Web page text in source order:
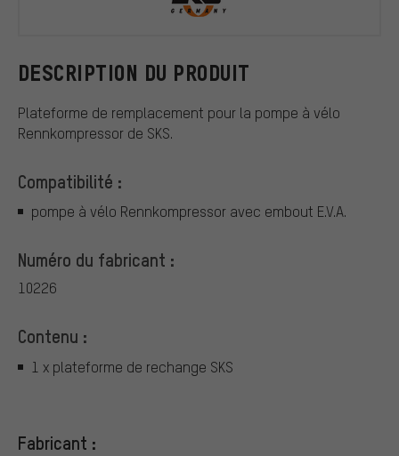
DESCRIPTION DU PRODUIT
Plateforme de remplacement pour la pompe à vélo
Rennkompressor de SKS.
Compatibilité :
pompe à vélo Rennkompressor avec embout E.V.A.
Numéro du fabricant :
10226
Contenu :
1 x plateforme de rechange SKS
Fabricant :